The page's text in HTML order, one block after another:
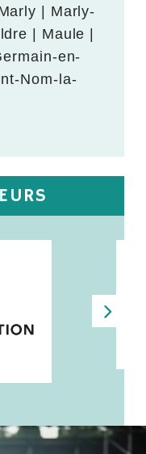
| Marly-
| Maule |
en-
Nom-la-